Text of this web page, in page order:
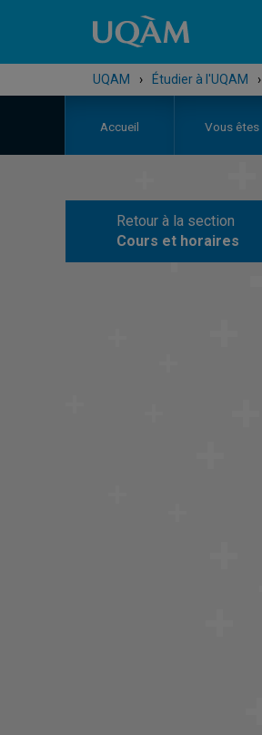
UQAM › Étudier à l'UQAM ›
Accueil Vous êtes
Retour à la section
Cours et horaires